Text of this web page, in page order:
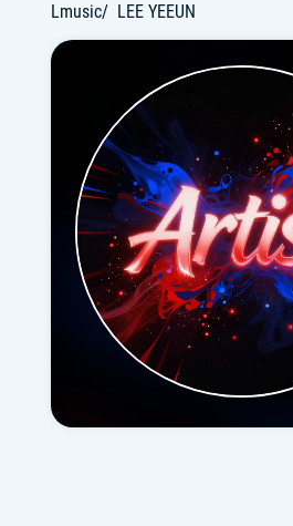
Lmusic LEE YEEUN